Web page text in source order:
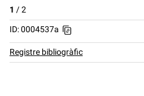
1 /2
ID: 0004537a
Registre bibliogràfic